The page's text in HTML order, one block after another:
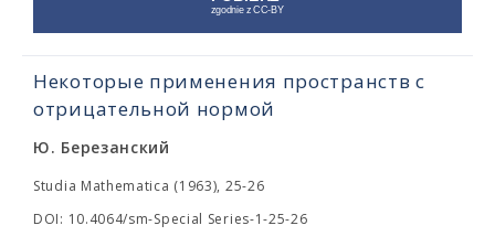
Некоторые применения пространств с
отрицательной нормой
Ю. Березанский
Studia Mathematica (1963), 25-26
DOI: 10.4064/sm-Special Series-1-25-26